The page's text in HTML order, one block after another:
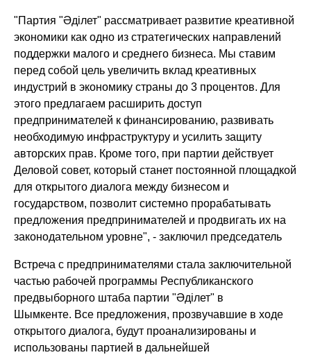
"Партия "Әділет" рассматривает развитие креативной
экономики как одно из стратегических направлений
поддержки малого и среднего бизнеса. Мы ставим
перед собой цель увеличить вклад креативных
индустрий в экономику страны до 3 процентов. Для
этого предлагаем расширить доступ
предпринимателей к финансированию, развивать
необходимую инфраструктуру и усилить защиту
авторских прав. Кроме того, при партии действует
Деловой совет, который станет постоянной площадкой
для открытого диалога между бизнесом и
государством, позволит системно прорабатывать
предложения предпринимателей и продвигать их на
законодательном уровне", - заключил председатель
Встреча с предпринимателями стала заключительной
частью рабочей программы Республиканского
предвыборного штаба партии "Әділет" в
Шымкенте. Все предложения, прозвучавшие в ходе
открытого диалога, будут проанализированы и
использованы партией в дальнейшей